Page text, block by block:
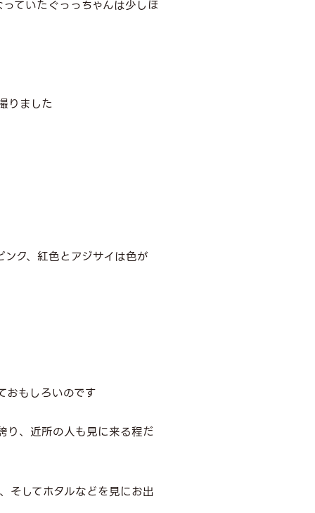
ていたぐっっちゃんは少しほ
りました
ク、紅色とアジサイは色が
おもしろいのです
り、近所の人も見に来る程だ
そしてホタルなどを見にお出